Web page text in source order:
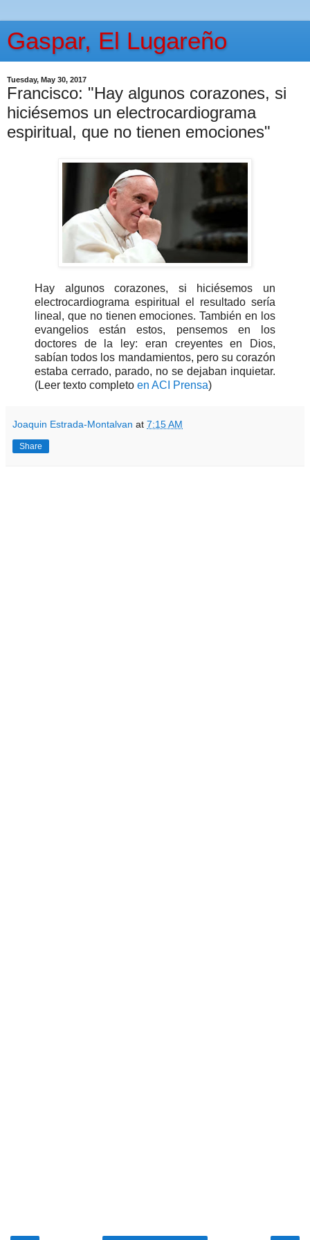
Gaspar, El Lugareño
Tuesday, May 30, 2017
Francisco: "Hay algunos corazones, si
hiciésemos un electrocardiograma
espiritual, que no tienen emociones"
Hay algunos corazones, si hiciésemos un
electrocardiograma espiritual el resultado sería
lineal, que no tienen emociones. También en los
evangelios están estos, pensemos en los
doctores de la ley: eran creyentes en Dios,
sabían todos los mandamientos, pero su corazón
estaba cerrado, parado, no se dejaban inquietar.
(Leer texto completo en ACI Prensa)
Joaquin Estrada-Montalvan at 7:15 AM
Share